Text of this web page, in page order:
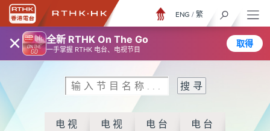
× 全新 RTHK On The Go
一手掌握 RTHK 电台、电视节目
取得
ENG / 繁
电视 电视 电台 电台